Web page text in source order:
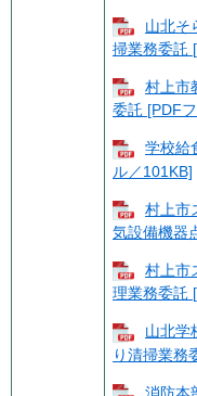
山北そ
掃業務委託
村上市
委託 [PDF
学校給
ル／101KB]
村上市
気設備機器
村上市
理業務委託
山北学
り清掃業務
消防本